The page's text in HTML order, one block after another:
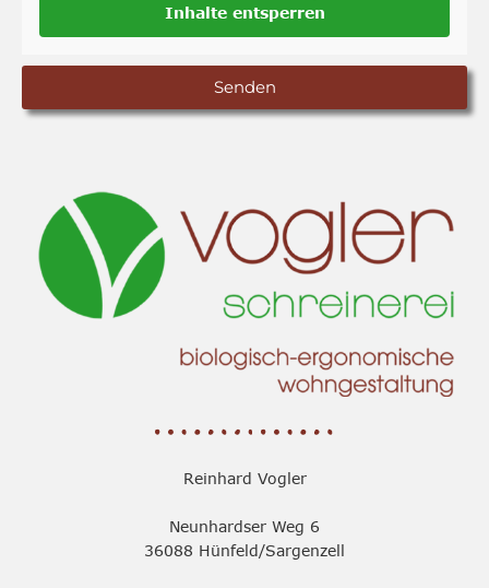
Inhalte entsperren
Senden
Reinhard Vogler
Neunhardser Weg 6
36088 Hünfeld/Sargenzell